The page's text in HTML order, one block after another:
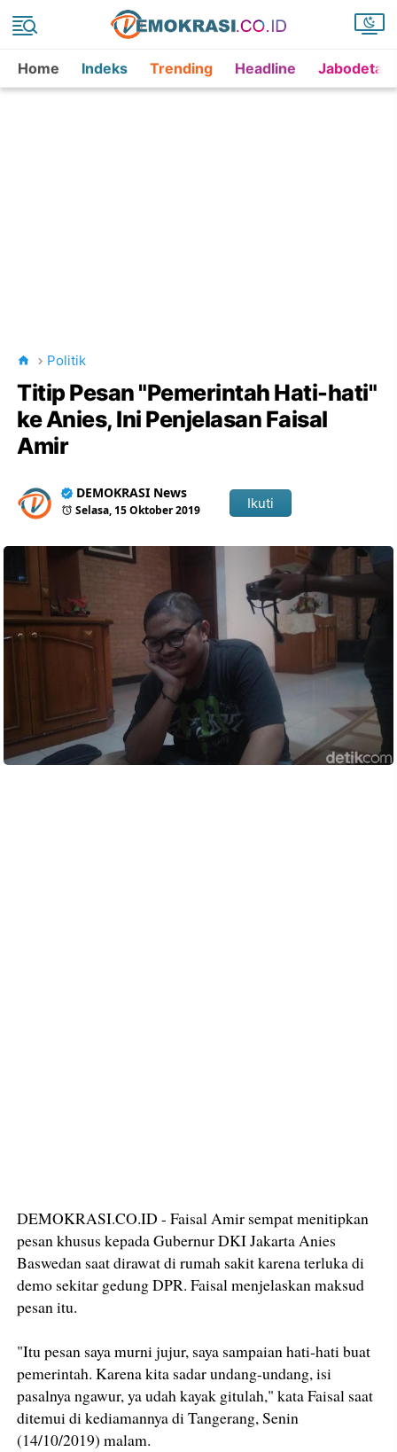
Home Indeks Trending Headline
Politik
Titip Pesan "Pemerintah Hati-hati"
ke Anies, Ini Penjelasan Faisal
Amir
DEMOKRASI News
Selasa, 15 Oktober 2019 Ikuti
DEMOKRASI.CO.ID - Faisal Amir sempat menitipkan
pesan khusus kepada Gubernur DKI Jakarta Anies
Baswedan saat dirawat di rumah sakit karena terluka di
demo sekitar gedung DPR. Faisal menjelaskan maksud
pesan itu.
"Itu pesan saya murni jujur, saya sampaian hati-hati buat
pemerintah. Karena kita sadar undang-undang, isi
pasalnya ngawur, ya udah kayak gitulah," kata Faisal saat
ditemui di kediamannya di Tangerang, Senin
(14/10/2019) malam.